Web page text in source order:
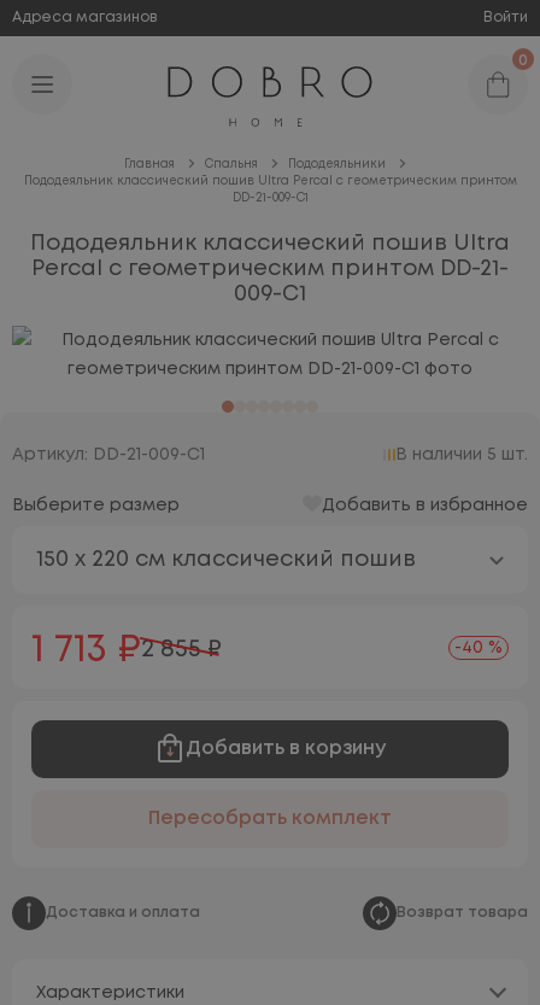
Адреса магазинов Войти
0
Главная Спальня
Пододеяльники
Пододеяльник классический пошив Ultra Percal с геометрическим принтом
DD-21-009-C1
Пододеяльник классический пошив Ultra
Percal с геометрическим принтом DD-21-
009-C1
Артикул: DD-21-009-C1 В наличии 5 шт.
Выберите размер Добавить в избранное
150 х 220 см классический пошив
1 713 ₽2 855 ₽ -40 %
Добавить в корзину
Пересобрать комплект
Доставка и оплата Возврат товара
Характеристики